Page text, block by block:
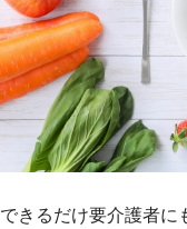
できるだけ要介護者に